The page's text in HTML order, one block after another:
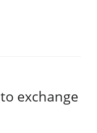
exchange